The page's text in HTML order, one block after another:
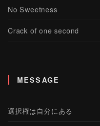
No Sweetness
Crack of one second
MESSAGE
選択権は自分にある